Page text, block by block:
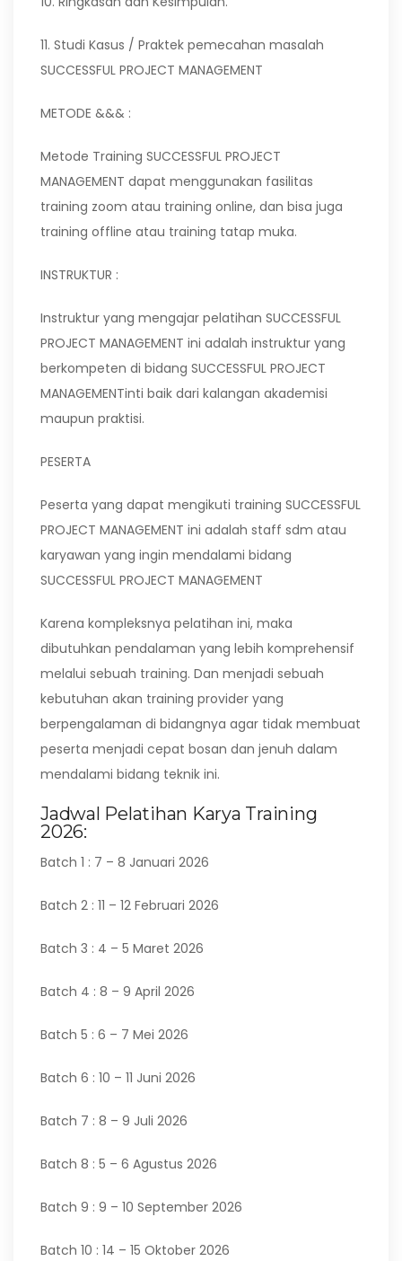
11. Studi Kasus / Praktek pemecahan masalah
SUCCESSFUL PROJECT MANAGEMENT
METODE &&& :
Metode Training SUCCESSFUL PROJECT
MANAGEMENT dapat menggunakan fasilitas
training zoom atau training online, dan bisa juga
training offline atau training tatap muka.
INSTRUKTUR :
Instruktur yang mengajar pelatihan SUCCESSFUL
PROJECT MANAGEMENT ini adalah instruktur yang
berkompeten di bidang SUCCESSFUL PROJECT
MANAGEMENTinti baik dari kalangan akademisi
maupun praktisi.
PESERTA
Peserta yang dapat mengikuti training SUCCESSFUL
PROJECT MANAGEMENT ini adalah staff sdm atau
karyawan yang ingin mendalami bidang
SUCCESSFUL PROJECT MANAGEMENT
Karena kompleksnya pelatihan ini, maka
dibutuhkan pendalaman yang lebih komprehensif
melalui sebuah training. Dan menjadi sebuah
kebutuhan akan training provider yang
berpengalaman di bidangnya agar tidak membuat
peserta menjadi cepat bosan dan jenuh dalam
mendalami bidang teknik ini.
Jadwal Pelatihan Karya Training
2026:
Batch 1 : 7 – 8 Januari 2026
Batch 2 : 11 – 12 Februari 2026
Batch 3 : 4 – 5 Maret 2026
Batch 4 : 8 – 9 April 2026
Batch 5 : 6 – 7 Mei 2026
Batch 6 : 10 – 11 Juni 2026
Batch 7 : 8 – 9 Juli 2026
Batch 8 : 5 – 6 Agustus 2026
Batch 9 : 9 – 10 September 2026
Batch 10 : 14 – 15 Oktober 2026